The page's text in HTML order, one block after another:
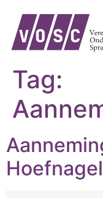
Tag:
Hoefnagel